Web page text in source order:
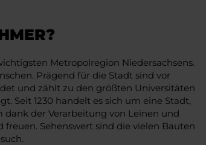
Metropolregion Niedersachsens.
Prägend für die Stadt sind vor
und zählt zu den größten Universitäten
Seit 1230 handelt es sich um eine Stadt,
der Verarbeitung von Leinen und
Sehenswert sind die vielen Bauten